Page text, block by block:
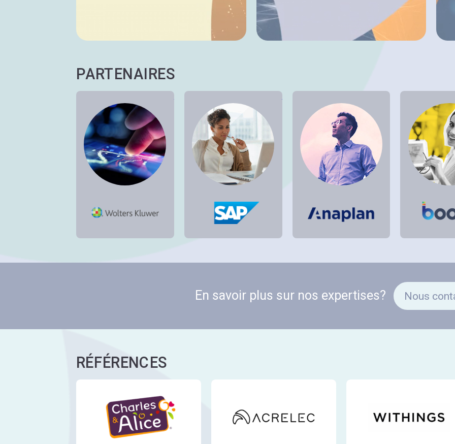
PARTENAIRES
Voir notre partenaire CCH® TagetikVoir notre partenaire SAP Voir notre
En savoir plus sur nos expertises? Nous
RÉFÉRENCES
Voir la référence Voir la référence